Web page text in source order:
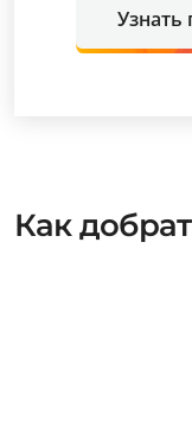
Узнать
Как